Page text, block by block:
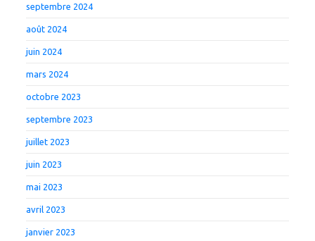
septembre 2024
août 2024
juin 2024
mars 2024
octobre 2023
septembre 2023
juillet 2023
juin 2023
mai 2023
avril 2023
janvier 2023